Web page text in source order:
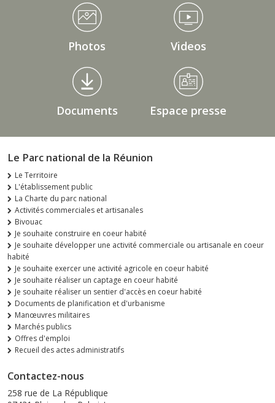
Médiathèque Footer
Photos Videos
Documents Espace presse
Le Parc national de la Réunion
Le Territoire
L'établissement public
La Charte du parc national
Activités commerciales et artisanales
Bivouac
Je souhaite construire en coeur habité
Je souhaite développer une activité commerciale ou artisanale en coeur
habité
Je souhaite exercer une activité agricole en coeur habité
Je souhaite réaliser un captage en coeur habité
Je souhaite réaliser un sentier d'accès en coeur habité
Documents de planification et d'urbanisme
Manœuvres militaires
Marchés publics
Offres d'emploi
Recueil des actes administratifs
Contactez-nous
258 rue de La République